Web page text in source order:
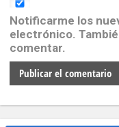
Notificarme los
electrónico.
comentar.